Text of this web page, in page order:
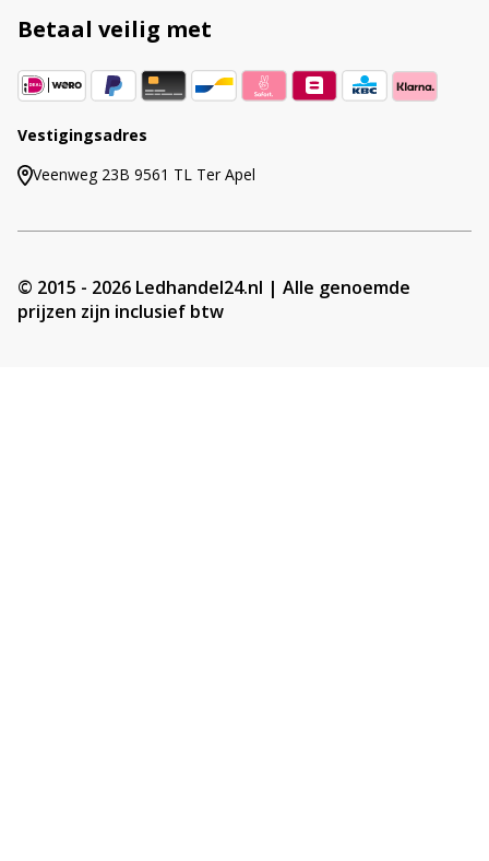
Betaal veilig met
Vestigingsadres
Veenweg 23B 9561 TL Ter Apel
© 2015 - 2026 Ledhandel24.nl | Alle genoemde
prijzen zijn inclusief btw
i
e
: